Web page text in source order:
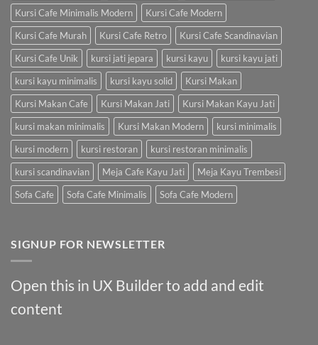
Kursi Cafe Minimalis Modern
Kursi Cafe Modern
Kursi Cafe Murah
Kursi Cafe Retro
Kursi Cafe Scandinavian
Kursi Cafe Unik
kursi jati jepara kursi kayu
kursi kayu jati
kursi kayu minimalis
kursi kayu solid
Kursi Makan
Kursi Makan Cafe
Kursi Makan Jati
Kursi Makan Kayu Jati
kursi makan minimalis
Kursi Makan Modern
kursi minimalis
kursi modern
kursi restoran
kursi restoran minimalis
kursi scandinavian
Meja Cafe Kayu Jati
Meja Kayu Trembesi
Sofa Cafe
Sofa Cafe Minimalis Sofa Cafe Modern
SIGNUP FOR NEWSLETTER
Open this in UX Builder to add and edit
content